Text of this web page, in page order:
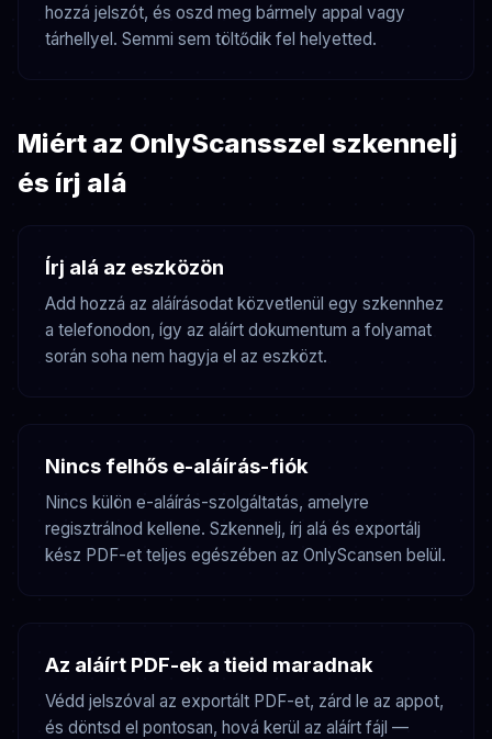
hozzá jelszót, és oszd meg bármely appal vagy
tárhellyel. Semmi sem töltődik fel helyetted.
Miért az OnlyScansszel szkennelj
és írj alá
Írj alá az eszközön
Add hozzá az aláírásodat közvetlenül egy szkennhez
a telefonodon, így az aláírt dokumentum a folyamat
során soha nem hagyja el az eszközt.
Nincs felhős e-aláírás-fiók
Nincs külön e-aláírás-szolgáltatás, amelyre
regisztrálnod kellene. Szkennelj, írj alá és exportálj
kész PDF-et teljes egészében az OnlyScansen belül.
Az aláírt PDF-ek a tieid maradnak
Védd jelszóval az exportált PDF-et, zárd le az appot,
és döntsd el pontosan, hová kerül az aláírt fájl —